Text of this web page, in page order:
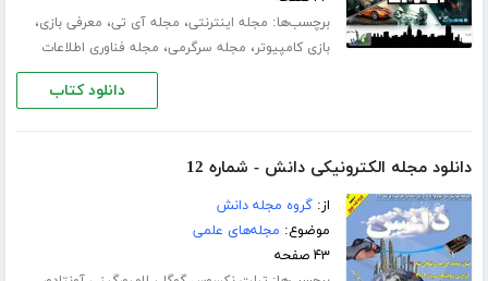
برچسب‌ها: مجله اینترنتی، مجله آی تی، معرفی بازی،
بازی کامپیوتر، مجله سرگرمی، مجله فناوری اطلاعات
دانلود کتاب
دانلود مجله الکترونیکی دانش - شماره 12
از:گروه مجله دانش
موضوع: مجله‌های علمی
۴۳ صفحه